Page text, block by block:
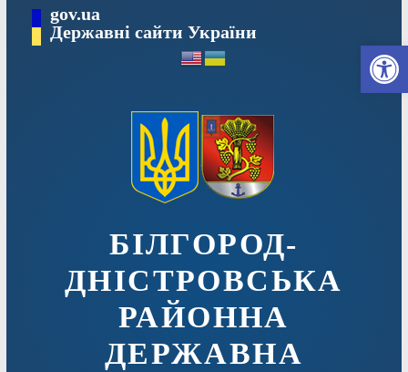
вмісту
gov.ua
Державні сайти України
БІЛГОРОД-
ДНІСТРОВСЬКА
РАЙОННА
ДЕРЖАВНА